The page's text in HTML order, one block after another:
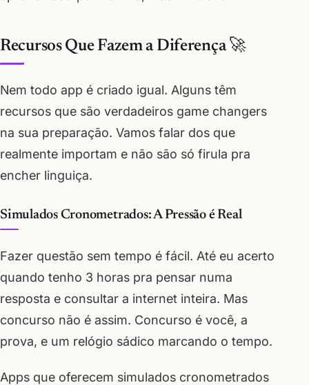
Recursos Que Fazem a Diferença 🚀
Nem todo app é criado igual. Alguns têm
recursos que são verdadeiros game changers
na sua preparação. Vamos falar dos que
realmente importam e não são só firula pra
encher linguiça.
Simulados Cronometrados: A Pressão é Real
Fazer questão sem tempo é fácil. Até eu acerto
quando tenho 3 horas pra pensar numa
resposta e consultar a internet inteira. Mas
concurso não é assim. Concurso é você, a
prova, e um relógio sádico marcando o tempo.
Apps que oferecem simulados cronometrados